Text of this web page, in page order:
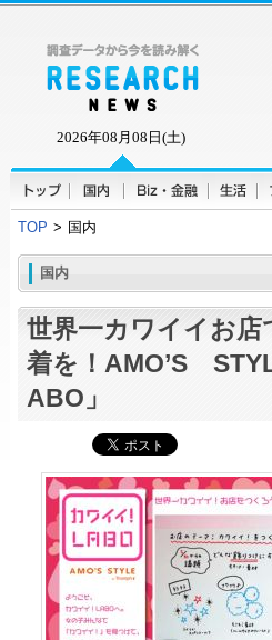
2026年08月08日(土)
TOP > 国内
国内
世界一カワイイお
着を！AMO’S
ABO」